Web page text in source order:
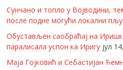
Сунчано и топло у Војводини,
после подне могући локални
Обустављен саобраћај на
паралисала успон ка Иригу јул
Маја Гојковић и Себастијан